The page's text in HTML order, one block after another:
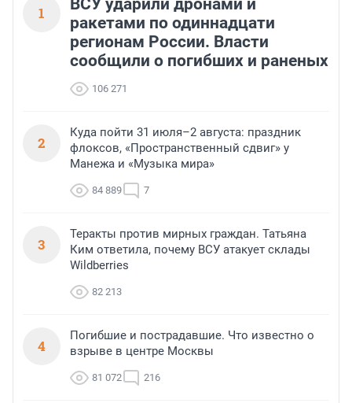
1
ВСУ ударили дронами и
ракетами по одиннадцати
регионам России. Власти
сообщили о погибших и раненых
106 271
2
Куда пойти 31 июля–2 августа: праздник
флоксов, «Пространственный сдвиг» у
Манежа и «Музыка мира»
84 889 7
3
Теракты против мирных граждан. Татьяна
Ким ответила, почему ВСУ атакует склады
Wildberries
82 213
4
Погибшие и пострадавшие. Что известно о
взрыве в центре Москвы
81 072 216